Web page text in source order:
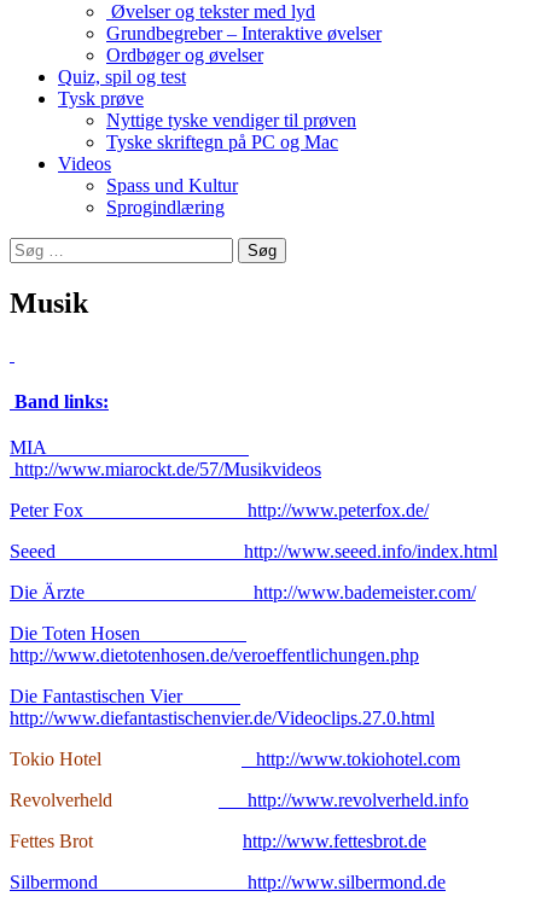
Øvelser og tekster med lyd
Grundbegreber – Interaktive øvelser
Ordbøger og øvelser
Quiz, spil og test
Tysk prøve
Nyttige tyske vendiger til prøven
Tyske skriftegn på PC og Mac
Videos
Spass und Kultur
Sprogindlæring
Søg
efter:
Musik
Band links:
MIA
http://www.miarockt.de/57/Musikvideos
Peter Fox http://www.peterfox.de/
Seeed http://www.seeed.info/index.html
Die Ärzte http://www.bademeister.com/
Die Toten Hosen
http://www.dietotenhosen.de/veroeffentlichungen.php
Die Fantastischen Vier
http://www.diefantastischenvier.de/Videoclips.27.0.html
Tokio Hotel
http://www.tokiohotel.com
Revolverheld
http://www.revolverheld.info
Fettes Brot
http://www.fettesbrot.de
Silbermond http://www.silbermond.de